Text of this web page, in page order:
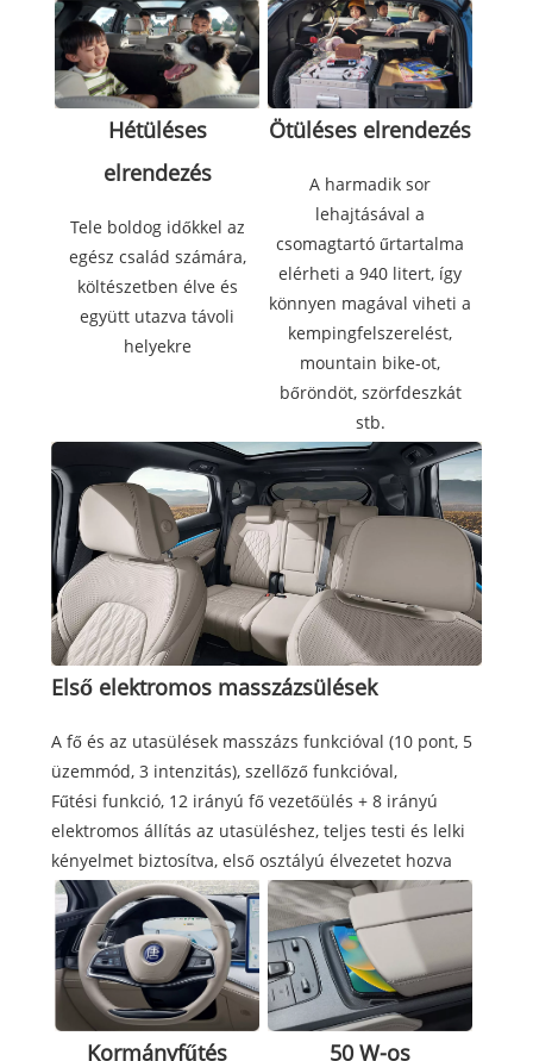
Hétüléses
elrendezés
Tele boldog időkkel az
egész család számára,
költészetben élve és
együtt utazva távoli
helyekre
Ötüléses elrendezés
A harmadik sor
lehajtásával a
csomagtartó űrtartalma
elérheti a 940 litert, így
könnyen magával viheti a
kempingfelszerelést,
mountain bike-ot,
bőröndöt, szörfdeszkát
stb.
Első elektromos masszázsülések
A fő és az utasülések masszázs funkcióval (10 pont, 5
üzemmód, 3 intenzitás), szellőző funkcióval,
Fűtési funkció, 12 irányú fő vezetőülés + 8 irányú
elektromos állítás az utasüléshez, teljes testi és lelki
kényelmet biztosítva, első osztályú élvezetet hozva
Kormányfűtés
50 W-os